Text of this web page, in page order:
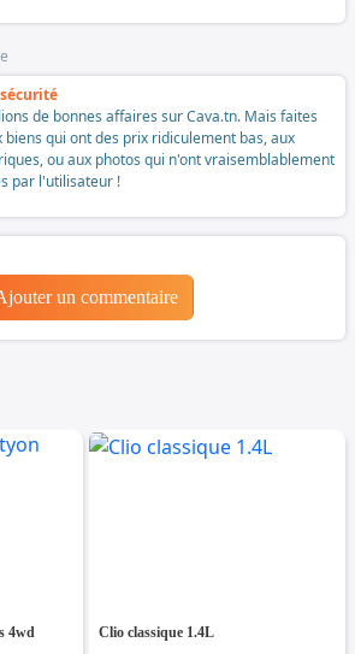
de bonnes affaires sur Cava.tn. Mais faites
biens qui ont des prix ridiculement bas, aux
ou aux photos qui n'ont vraisemblablement
par l'utilisateur !
un commentaire
4wd Clio classique 1.4L